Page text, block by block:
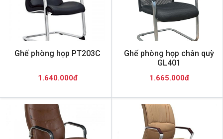
Ghế phòng họp PT203C
1.640.000đ
Ghế phòng họp chân quỳ
GL401
1.665.000đ